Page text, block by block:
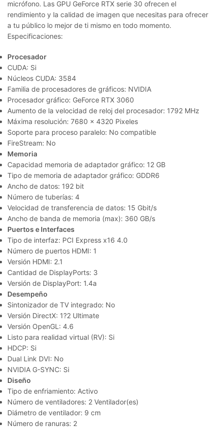
micrófono. Las GPU GeForce RTX serie 30 ofrecen el
rendimiento y la calidad de imagen que necesitas para ofrecer
a tu público lo mejor de ti mismo en todo momento.
Especificaciones:
Procesador
CUDA: Si
Núcleos CUDA: 3584
Familia de procesadores de gráficos: NVIDIA
Procesador gráfico: GeForce RTX 3060
Aumento de la velocidad de reloj del procesador: 1792 MHz
Máxima resolución: 7680 x 4320 Pixeles
Soporte para proceso paralelo: No compatible
FireStream: No
Memoria
Capacidad memoria de adaptador gráfico: 12 GB
Tipo de memoria de adaptador gráfico: GDDR6
Ancho de datos: 192 bit
Número de tuberías: 4
Velocidad de transferencia de datos: 15 Gbit/s
Ancho de banda de memoria (max): 360 GB/s
Puertos e Interfaces
Tipo de interfaz: PCI Express x16 4.0
Número de puertos HDMI: 1
Versión HDMI: 2.1
Cantidad de DisplayPorts: 3
Versión de DisplayPort: 1.4a
Desempeño
Sintonizador de TV integrado: No
Versión DirectX: 1?2 Ultimate
Versión OpenGL: 4.6
Listo para realidad virtual (RV): Si
HDCP: Si
Dual Link DVI: No
NVIDIA G-SYNC: Si
Diseño
Tipo de enfriamiento: Activo
Número de ventiladores: 2 Ventilador(es)
Diámetro de ventilador: 9 cm
Número de ranuras: 2